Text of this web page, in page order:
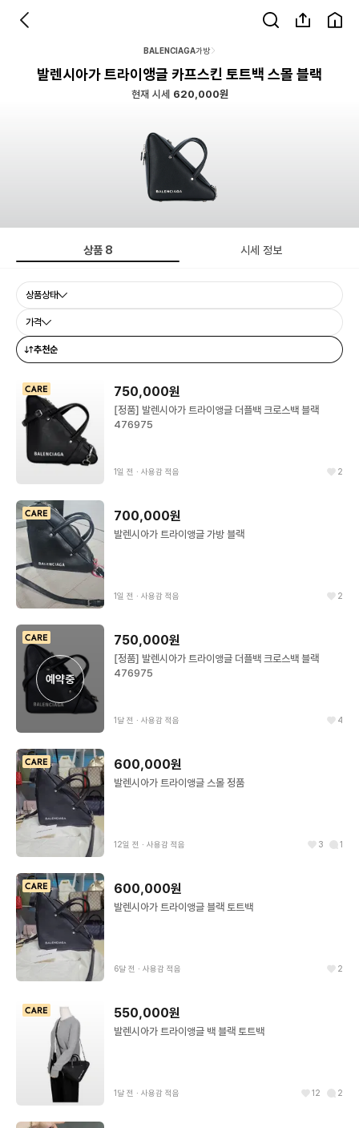
BALENCIAGA가방
발렌시아가 트라이앵글 카프스킨 토트백 스몰 블랙
현재 시세 620,000원
상품8 시세 정보
상품상태
가격
추천순
750,000원
[정품] 발렌시아가 트라이앵글 더플백 크로스백 블랙
476975
1일 전 ∙ 사용감 적음 2
700,000원
발렌시아가 트라이앵글 가방 블랙
1일 전 ∙ 사용감 적음 2
예약중
750,000원
[정품] 발렌시아가 트라이앵글 더플백 크로스백 블랙
476975
1달 전 ∙ 사용감 적음 4
600,000원
발렌시아가 트라이앵글 스몰 정품
12일 전 ∙ 사용감 적음 3 1
600,000원
발렌시아가 트라이앵글 블랙 토트백
6달 전 ∙ 사용감 적음 2
550,000원
발렌시아가 트라이앵글 백 블랙 토트백
1달 전 ∙ 사용감 적음 12 2